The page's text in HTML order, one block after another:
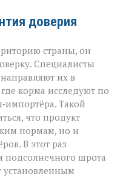
доверия
страны, он
Специалисты
их в
корма исследуют по
Такой
что продукт
нормам, но и
В этот раз
подсолнечного шрота
установленным